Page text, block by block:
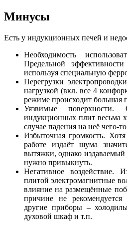
Минусы
Есть у индукционных печей и
Необходимость
Предельной
используя специальную
Перегрузки
нагрузкой (вкл. все 4
режиме происходит большая
Уязвимые поверхности.
индукционных плит весьма
случае падения на неё чего-
Избыточная громкость.
работе издаёт шума
вытяжки, однако издаваемый
нужно привыкнуть.
Негативное воздействие.
плитой электромагнитные
влияние на размещённые
причине не
другие приборы –
духовой шкаф и т.п.